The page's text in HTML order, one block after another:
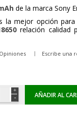
de la marca Sony
la mejor opción
relación calidad
Escribe una
AÑADIR AL